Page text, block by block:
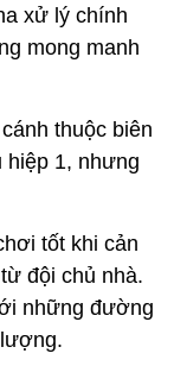
xử lý chính
mong manh
thuộc biên
hiệp 1, nhưng
tốt khi cản
đội chủ nhà.
những đường